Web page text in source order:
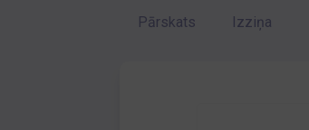
Pārskats Izziņa